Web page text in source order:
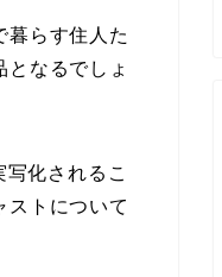
暮らす住人た
なるでしょ
化されるこ
ストについて